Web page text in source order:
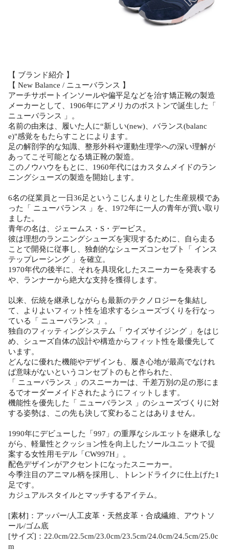
【 ブランド紹介 】
【 New Balance / ニューバランス 】
アーチサポートインソールや偏平足などを治す矯正靴の製造
メーカーとして、1906年にアメリカのボストンで誕生した「
ニューバランス 」。
名前の由来は、履いた人に“新しい(new)、バランス(balanc
e)"感覚をもたらすことによります。
足の解剖学的な知識、整形外科や運動生理学への深い理解が
あってこそ可能となる矯正靴の製造。
このノウハウをもとに、1960年代にはカスタムメイドのラン
ニングシューズの製造を開始します。
6名の従業員と一日36足というこじんまりとした生産規模であ
った「 ニューバランス 」を、1972年に一人の青年が買い取り
ました。
青年の名は、ジェームス・S・デービス。
彼は理想のランニングシューズを実現するために、自ら走る
ことで開発に従事し、独創的なシューズコンセプト「 インス
テップレーシング 」を確立。
1970年代の後半に、それを具現化したスニーカーを発表する
や、ランナーから絶大な支持を獲得します。
以来、伝統を継承しながらも最新のテクノロジーを集結し
て、よりよいフィット性を追求するシューズづくりを行なっ
ている「 ニューバランス 」。
独自のフィッティングシステム「 ウイズサイジング 」をはじ
め、シューズ自体の設計や構造からフィット性を最優先して
います。
どんなに優れた機能やデザインも、履き心地が最高でなけれ
ば意味がないというコンセプトのもと作られた、
「 ニューバランス 」のスニーカーは、千差万別の足の形にま
るでオーダーメイドされたようにフィットします。
機能性を優先した「 ニューバランス 」のシューズづくりに対
する姿勢は、この先も決して変わることはありません。
1990年にデビューした「997」の重厚なシルエットを継承しな
がら、軽量性とクッション性を向上したソールユニットで提
案する女性用モデル「CW997H」。
配色デザインがアクセントになったスニーカー。
今季注目のアニマル柄を採用し、トレンドライクに仕上げた1
足です。
カジュアルスタイルとマッチするアイテム。
[素材]：アッパー/人工皮革・天然皮革・合成繊維、アウトソ
ール/ゴム底
[サイズ]：22.0cm/22.5cm/23.0cm/23.5cm/24.0cm/24.5cm/25.0c
m